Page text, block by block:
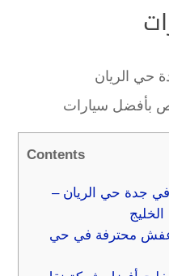
Contents
جدة حي الريان –
عفش محترفة في حي